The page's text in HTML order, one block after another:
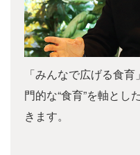
「みんなで広げる食
門的な“食育”を軸とし
きます。